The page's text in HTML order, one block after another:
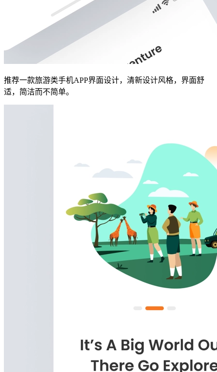
推荐一款旅游类手机APP界面设计，清新设计风格，界面舒
适，简洁而不简单。